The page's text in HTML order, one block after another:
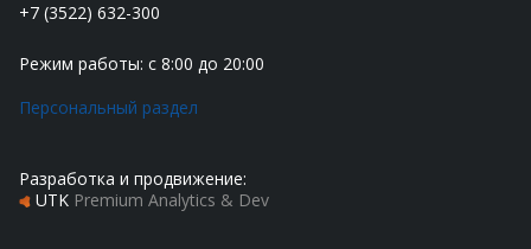
+7 (3522) 632-300
Режим работы: с 8:00 до 20:00
Персональный раздел
Разработка и продвижение:
UTK Premium Analytics & Dev